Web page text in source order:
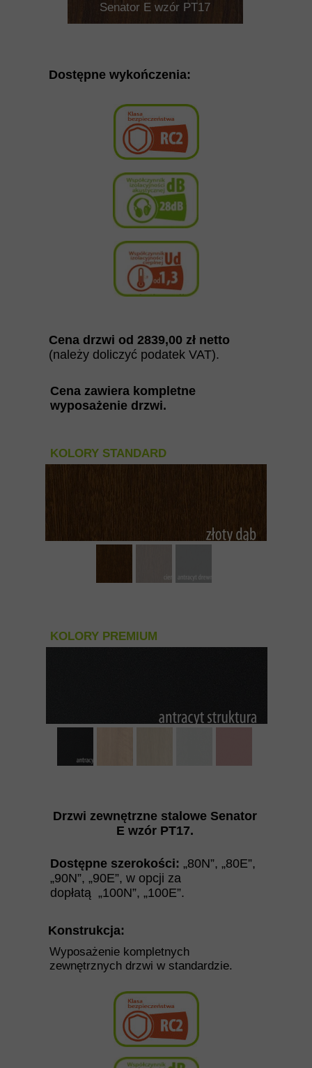
Cena zawiera kompletne
wyposażenie drzwi.
Cena drzwi od 2839,00 zł netto
(należy doliczyć podatek VAT).
Wyposażenie kompletnych
zewnętrznych drzwi w standardzie.
KOLORY PREMIUM
KOLORY STANDARD
Konstrukcja:
Drzwi zewnętrzne stalowe Senator
Ewzór PT17.
Dostępne szerokości: „80N”, „80E”,
„90N”, „90E”, w opcji za
dopłatą „100N”, „100E”.
Dostępne wykończenia:
Senator E wzór PT17